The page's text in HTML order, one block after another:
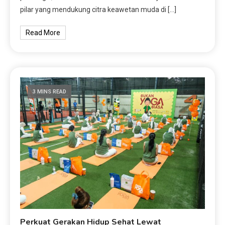
pilar yang mendukung citra keawetan muda di […]
Read More
3 MINS READ
Perkuat Gerakan Hidup Sehat Lewat